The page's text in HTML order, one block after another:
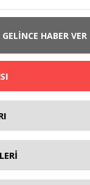
GELİNCE HABER VER